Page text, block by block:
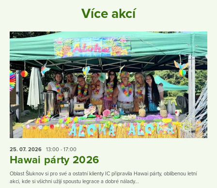
Více akcí
25. 07. 2026 13:00 - 17:00
Hawai párty 2026
Oblast Šluknov si pro své a ostatní klienty IC připravila Hawai párty, oblíbenou letní
akci, kde si všichni užijí spoustu legrace a dobré nálady...